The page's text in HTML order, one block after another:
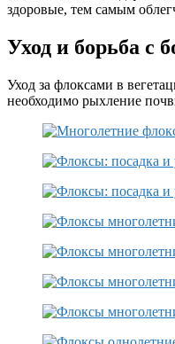
здоровые, тем самым
Уход и борьба с
Уход за флоксами в
необходимо рыхление